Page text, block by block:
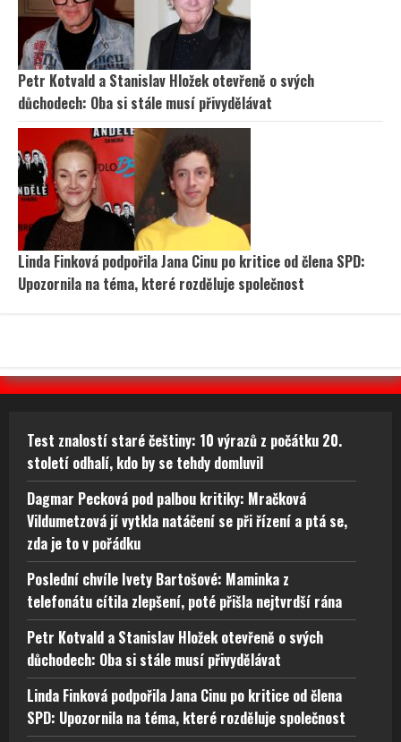
Petr Kotvald a Stanislav Hložek otevřeně o svých
důchodech: Oba si stále musí přivydělávat
Linda Finková podpořila Jana Cinu po kritice od člena SPD:
Upozornila na téma, které rozděluje společnost
Test znalostí staré češtiny: 10 výrazů z počátku 20.
století odhalí, kdo by se tehdy domluvil
Dagmar Pecková pod palbou kritiky: Mračková
Vildumetzová jí vytkla natáčení se při řízení a ptá se,
zda je to v pořádku
Poslední chvíle Ivety Bartošové: Maminka z
telefonátu cítila zlepšení, poté přišla nejtvrdší rána
Petr Kotvald a Stanislav Hložek otevřeně o svých
důchodech: Oba si stále musí přivydělávat
Linda Finková podpořila Jana Cinu po kritice od člena
SPD: Upozornila na téma, které rozděluje společnost